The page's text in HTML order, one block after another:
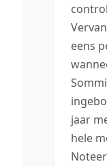
eens
jaar
hele